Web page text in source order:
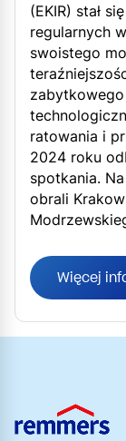
(EKIR) stał
regularnych
swoistego
ratowania i
2024 roku
spotkania.
obrali
Więcej